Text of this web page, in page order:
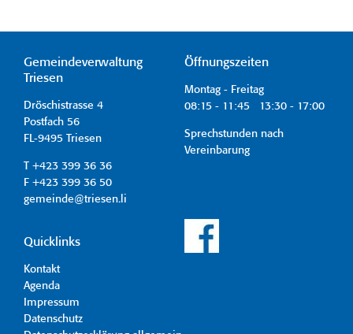
Gemeindeverwaltung
Triesen
Dröschistrasse 4
Postfach 56
FL-9495 Triesen
T +423 399 36 36
F +423 399 36 50
gemeinde@triesen.li
Öffnungszeiten
Montag - Freitag
08:15 - 11:45 13:30 - 17:00
Sprechstunden nach
Vereinbarung
Quicklinks
Kontakt
Agenda
Impressum
Datenschutz